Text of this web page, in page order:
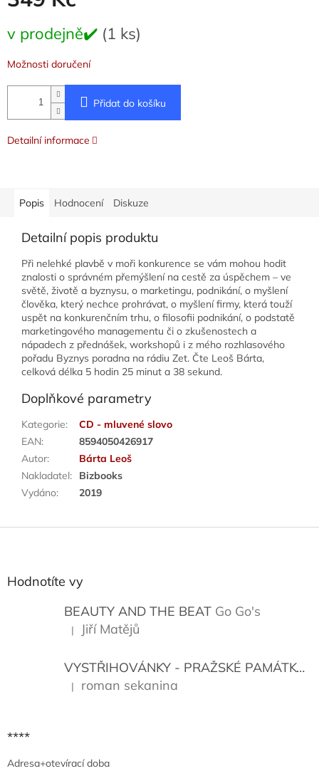
cena:
v prodejně✔️ (1 ks)
Možnosti doručení
Přidat do košíku
Detailní informace
Popis Hodnocení Diskuze
Detailní popis produktu
Při nelehké plavbě v moři konkurence se vám mohou hodit
znalosti o správném přemýšlení na cestě za úspěchem – ve
světě, životě a byznysu, o marketingu, podnikání, o myšlení
člověka, který nechce prohrávat, o myšlení firmy, která touží
uspět na konkurenčním trhu, o filosofii podnikání, o podstatě
marketingového managementu či o zkušenostech a
nápadech z přednášek, workshopů i z mého rozhlasového
pořadu Byznys poradna na rádiu Zet. Čte Leoš Bárta,
celková délka 5 hodin 25 minut a 38 sekund.
Doplňkové parametry
Kategorie:
CD - mluvené slovo
EAN:
8594050426917
Autor:
Bárta Leoš
Nakladatel:
Bizbooks
Vydáno: 2019
Z
Hodnotíte vy
BEAUTY AND THE BEAT Go Go's
Hodnocení produktu je 5 z 5 hvězdiček.
| Jiří Matějů
VYSTŘIHOVÁNKY - PRAŽSKÉ PAMÁTKY
Hodnocení produktu je 5 z 5 hvězdiček.
| roman sekanina
****
Adresa+otevírací doba